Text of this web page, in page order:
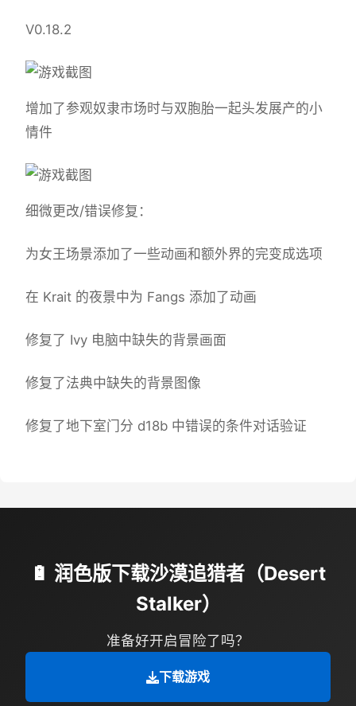
V0.18.2
增加了参观奴隶市场时与双胞胎一起头发展产的小
情件
细微更改/错误修复：
为女王场景添加了一些动画和额外界的完变成选项
在 Krait 的夜景中为 Fangs 添加了动画
修复了 Ivy 电脑中缺失的背景画面
修复了法典中缺失的背景图像
修复了地下室门分 d18b 中错误的条件对话验证
🔋 润色版下载沙漠追猎者（Desert
Stalker）
准备好开启冒险了吗？
下载游戏